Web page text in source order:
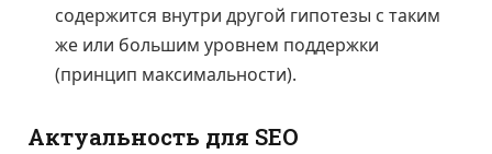
содержится внутри другой гипотезы с таким
же или большим уровнем поддержки
(принцип максимальности).
Актуальность для SEO